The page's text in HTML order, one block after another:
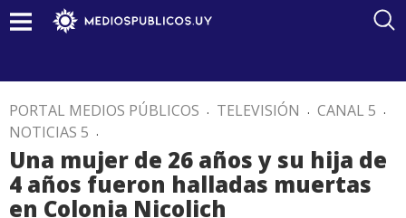
PORTAL MEDIOS PÚBLICOS . TELEVISIÓN . CANAL 5 .
NOTICIAS 5 .
Una mujer de 26 años y su hija de
4 años fueron halladas muertas
en Colonia Nicolich